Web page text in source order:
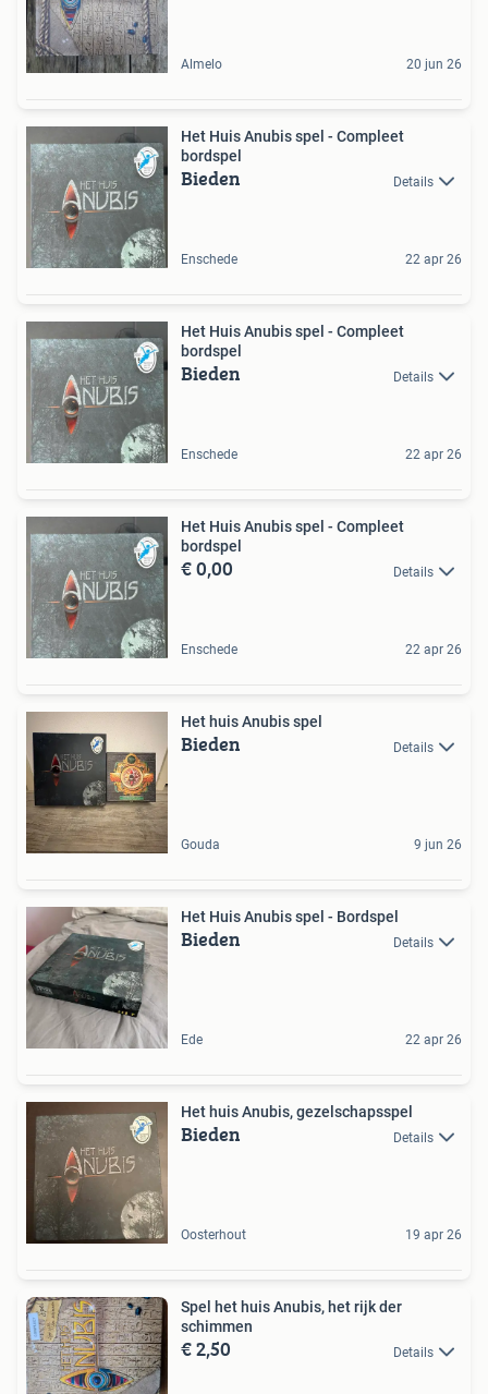
Almelo 20 jun 26
Het Huis Anubis spel - Compleet
bordspel
Bieden Details
Enschede 22 apr 26
Het Huis Anubis spel - Compleet
bordspel
Bieden Details
Enschede 22 apr 26
Het Huis Anubis spel - Compleet
bordspel
€ 0,00 Details
Enschede 22 apr 26
Het huis Anubis spel
Bieden Details
Gouda 9 jun 26
Het Huis Anubis spel - Bordspel
Bieden Details
Ede 22 apr 26
Het huis Anubis, gezelschapsspel
Bieden Details
Oosterhout 19 apr 26
Spel het huis Anubis, het rijk der
schimmen
€ 2,50 Details